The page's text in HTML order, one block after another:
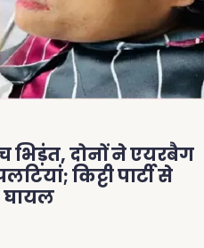
भिड़ंत, दोनों ने एयरबैग
किट्टी पार्टी से
घायल